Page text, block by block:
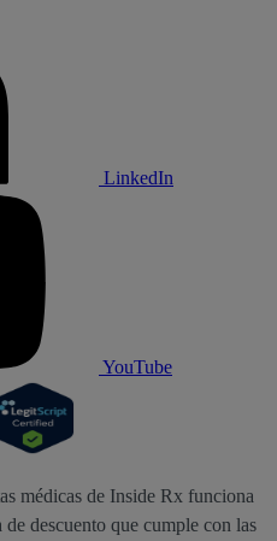
LinkedIn
YouTube
médicas de Inside Rx funciona
descuento que cumple con las